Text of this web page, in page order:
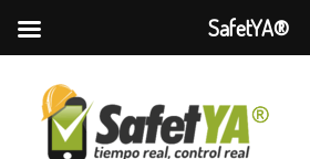
SafetYA®